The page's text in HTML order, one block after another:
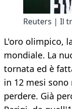
Reuters | Il
L'oro olimpico,
mondiale. La
tornata ed è
in 12 mesi
perdere. Già